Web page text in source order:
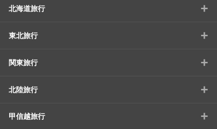
北海道旅行 +
東北旅行 +
関東旅行 +
北陸旅行 +
甲信越旅行 +